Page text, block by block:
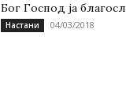
Бог Господ ја
Настани 04/03/2018